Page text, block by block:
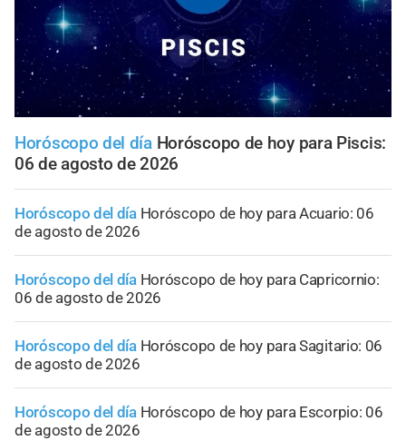
Horóscopo del día Horóscopo de hoy para Piscis:
06 de agosto de 2026
Horóscopo del día Horóscopo de hoy para Acuario: 06
de agosto de 2026
Horóscopo del día Horóscopo de hoy para Capricornio:
06 de agosto de 2026
Horóscopo del día Horóscopo de hoy para Sagitario: 06
de agosto de 2026
Horóscopo del día Horóscopo de hoy para Escorpio: 06
de agosto de 2026